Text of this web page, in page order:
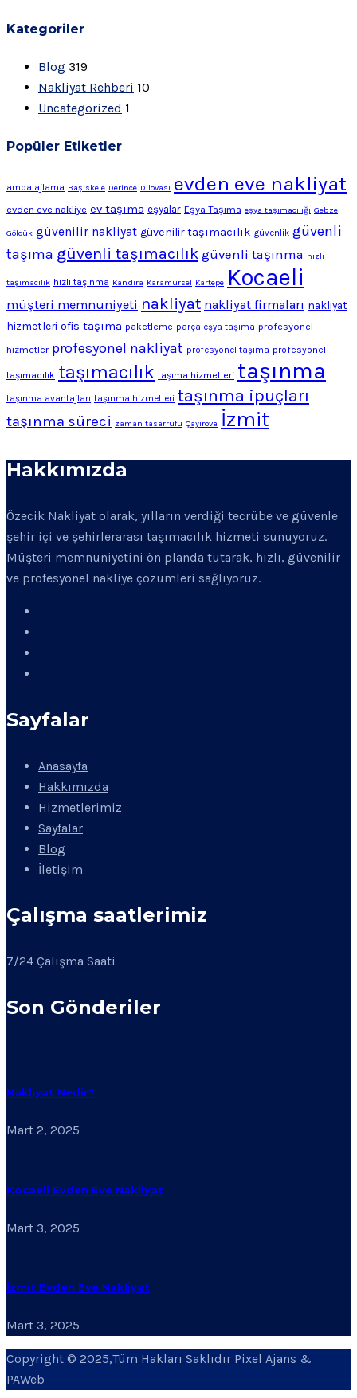
Kategoriler
Blog 319
Nakliyat Rehberi 10
Uncategorized 1
Popüler Etiketler
ambalajlama Başiskele Derince Dilovası evden eve nakliyat
evden eve nakliye ev taşıma eşyalar Eşya Taşıma eşya taşımacılığı Gebze
Gölcük güvenilir nakliyat güvenilir taşımacılık güvenlik güvenli
taşıma güvenli taşımacılık güvenli taşınma hızlı
taşımacılık hızlı taşınma Kandıra Karamürsel Kartepe Kocaeli
müşteri memnuniyeti nakliyat nakliyat firmaları nakliyat
hizmetleri ofis taşıma paketleme parça eşya taşıma profesyonel
hizmetler profesyonel nakliyat profesyonel taşıma profesyonel
taşımacılık taşımacılık taşıma hizmetleri taşınma
taşınma avantajları taşınma hizmetleri taşınma ipuçları
taşınma süreci zaman tasarrufu Çayırova İzmit
Hakkımızda
Özecik Nakliyat olarak, yılların verdiği tecrübe ve güvenle
şehir içi ve şehirlerarası taşımacılık hizmeti sunuyoruz.
Müşteri memnuniyetini ön planda tutarak, hızlı, güvenilir
ve profesyonel nakliye çözümleri sağlıyoruz.
Sayfalar
Anasayfa
Hakkımızda
Hizmetlerimiz
Sayfalar
Blog
İletişim
Çalışma saatlerimiz
7/24 Çalışma Saati
Son Gönderiler
Nakliyat Nedir?
Mart 2, 2025
Kocaeli Evden Eve Nakliyat
Mart 3, 2025
İzmit Evden Eve Nakliyat
Mart 3, 2025
Copyright © 2025,Tüm Hakları Saklıdır Pixel Ajans &
PAWeb